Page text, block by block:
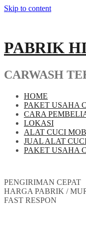
Skip to content
PABRIK
CARWASH
HOME
PAKET USAHA
CARA
LOKASI
ALAT CUCI
JUAL ALAT
PAKET USAHA
PENGIRIMAN CEPAT
HARGA PABRIK /
FAST RESPON